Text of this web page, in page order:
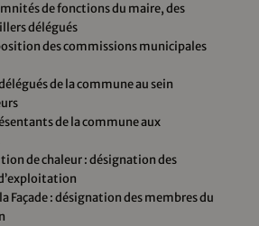
de fonctions du maire, des
délégués
des commissions municipales
de la commune au sein
de la commune aux
de chaleur : désignation des
Façade : désignation des membres du